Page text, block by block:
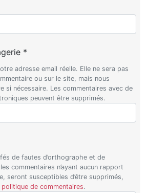
*
adresse email réelle. Elle ne sera pas
ou sur le site, mais nous
si nécessaire. Les commentaires avec de
peuvent être supprimés.
de fautes d’orthographe et de
commentaires n’ayant aucun rapport
seront susceptibles d’être supprimés,
politique de commentaires.